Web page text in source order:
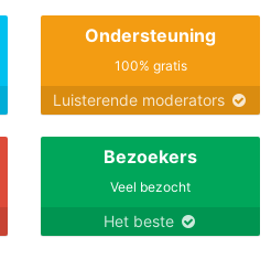
Ondersteuning
100% gratis
Luisterende moderators
Bezoekers
Veel bezocht
Het beste